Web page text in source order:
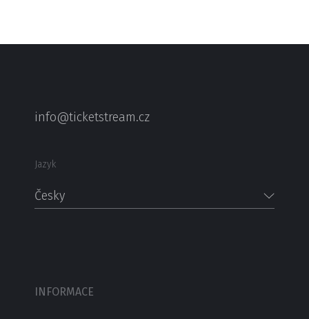
info@ticketstream.cz
Jazyk
Česky
INFORMACE